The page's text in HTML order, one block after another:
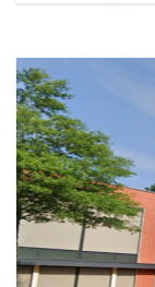
gijs zwart